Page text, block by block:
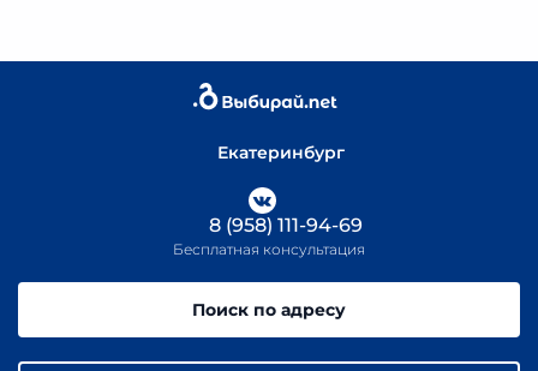
Екатеринбург
8 (958) 111-94-69
Бесплатная консультация
Поиск по адресу